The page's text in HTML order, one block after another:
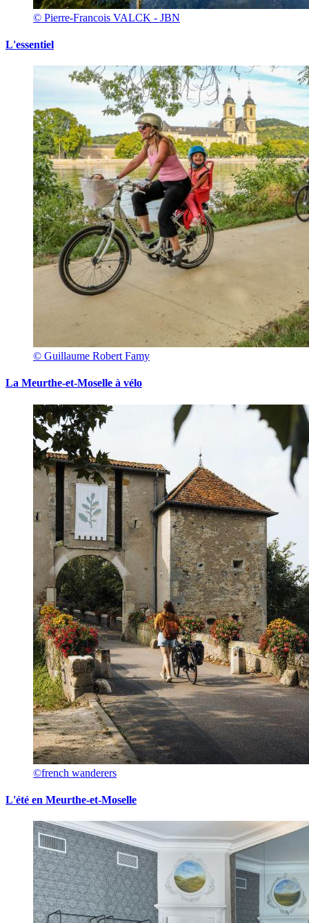
© Pierre-Francois VALCK - JBN
L'essentiel
© Guillaume Robert Famy
La Meurthe-et-Moselle à vélo
©french wanderers
L'été en Meurthe-et-Moselle